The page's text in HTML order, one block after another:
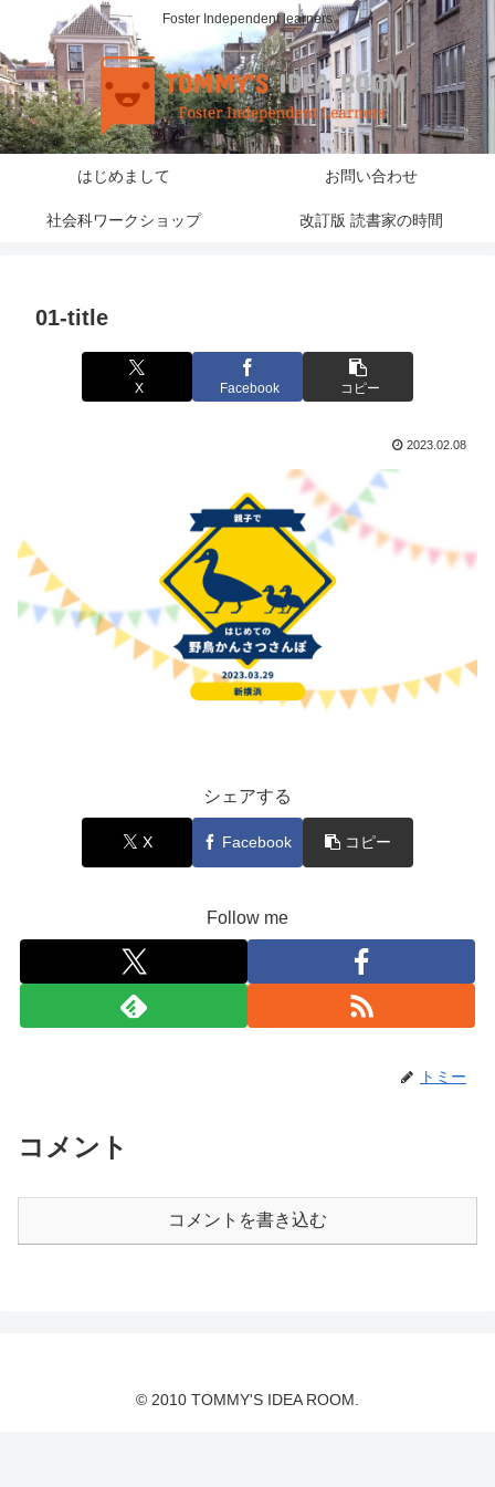
Foster Independent learners
はじめまして お問い合わせ
社会科ワークショップ 改訂版 読書家の時間
01-title
X Facebook コピー
2023.02.08
シェアする
X Facebook コピー
Follow me
トミー
コメント
コメントを書き込む
© 2010 TOMMY'S IDEA ROOM.